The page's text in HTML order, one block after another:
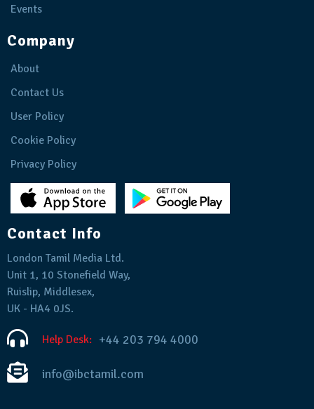
Events
Company
About
Contact Us
User Policy
Cookie Policy
Privacy Policy
Contact Info
London Tamil Media Ltd.
Unit 1, 10 Stonefield Way,
Ruislip, Middlesex,
UK - HA4 0JS.
Help Desk: +44 203 794 4000
info@ibctamil.com